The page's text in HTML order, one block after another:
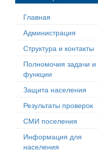
Главная
Администрация
Структура и контакты
Полномочия задачи и
функции
Защита населения
Результаты проверок
СМИ поселения
Информация для
населения